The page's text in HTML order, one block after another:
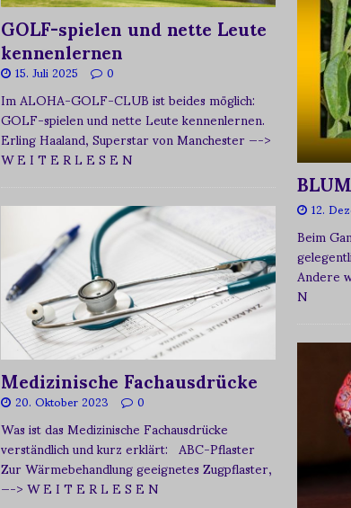
GOLF-spielen und nette Leute
kennenlernen
15. Juli 2025 0
Im ALOHA-GOLF-CLUB ist beides möglich:
GOLF-spielen und nette Leute kennenlernen.
Erling Haaland, Superstar von Manchester—->
W E I T E R L E S E N
Medizinische Fachausdrücke
20. Oktober 2023 0
Was ist das Medizinische Fachausdrücke
verständlich und kurz erklärt: ABC-Pflaster
Zur Wärmebehandlung geeignetes Zugpflaster,
—-> W E I T E R L E S E N
12.
Beim
Andere
N